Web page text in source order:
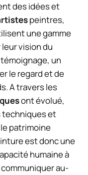
des idées et
peintres,
une gamme
vision du
un
le regard et de
A travers les
ont évolué,
techniques et
patrimoine
est donc une
humaine à
au-